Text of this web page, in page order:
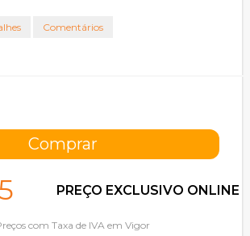
Comentários
PREÇO EXCLUSIVO ONLINE
com Taxa de IVA em Vigor